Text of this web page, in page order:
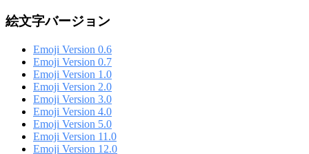
絵文字バージョン
Emoji Version 0.6
Emoji Version 0.7
Emoji Version 1.0
Emoji Version 2.0
Emoji Version 3.0
Emoji Version 4.0
Emoji Version 5.0
Emoji Version 11.0
Emoji Version 12.0